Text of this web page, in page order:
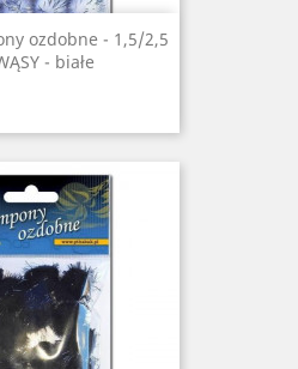
ozdobne - 1,5/2,5
- białe